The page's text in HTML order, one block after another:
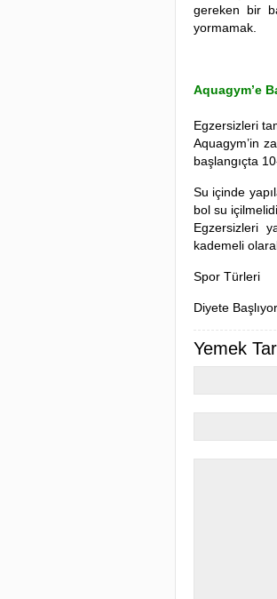
gereken bir
yormamak.
Aquagym’e
Egzersizleri
Aquagym’in
başlangıçta
Su içinde
bol su
Egzersizleri
kademeli
Spor Türleri
Diyete
Yemek